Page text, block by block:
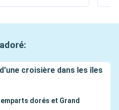
croisière dans les îles
dorés et Grand